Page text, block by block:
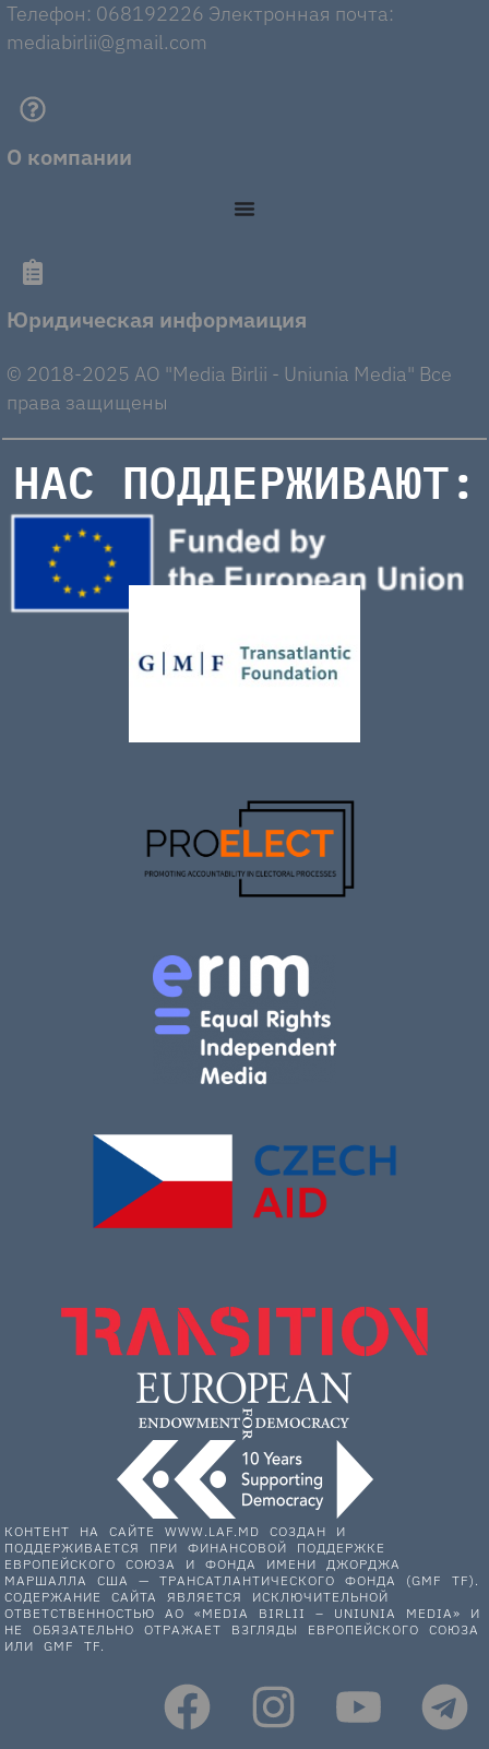
Телефон: 068192226 Электронная почта:
mediabirlii@gmail.com
О компании
Юридическая информаиция
© 2018-2025 AO "Media Birlii - Uniunia Media" Все
права защищены
НАС ПОДДЕРЖИВАЮТ:
КОНТЕНТ НА САЙТЕ WWW.LAF.MD СОЗДАН И
ПОДДЕРЖИВАЕТСЯ ПРИ ФИНАНСОВОЙ ПОДДЕРЖКЕ
ЕВРОПЕЙСКОГО СОЮЗА И ФОНДА ИМЕНИ ДЖОРДЖА
МАРШАЛЛА США — ТРАНСАТЛАНТИЧЕСКОГО ФОНДА (GMF TF).
СОДЕРЖАНИЕ САЙТА ЯВЛЯЕТСЯ ИСКЛЮЧИТЕЛЬНОЙ
ОТВЕТСТВЕННОСТЬЮ АО «MEDIA BIRLII – UNIUNIA MEDIA» И
НЕ ОБЯЗАТЕЛЬНО ОТРАЖАЕТ ВЗГЛЯДЫ ЕВРОПЕЙСКОГО СОЮЗА
ИЛИ GMF TF.